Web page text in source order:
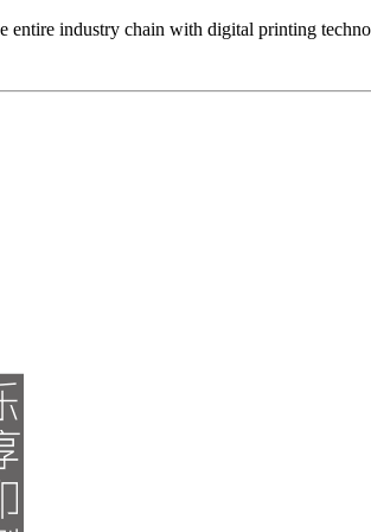
entire industry chain with digital printing